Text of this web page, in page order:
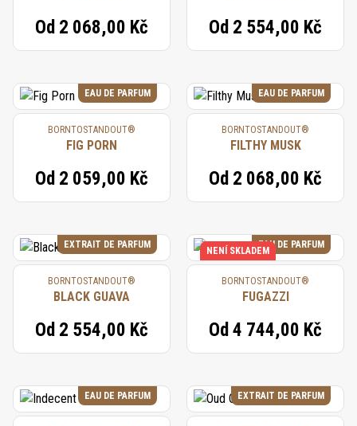
Od 2 068,00 Kč Od 2 554,00 Kč
EAU DE PARFUM
BORNTOSTANDOUT®
FIG PORN
Od 2 059,00 Kč
EAU DE PARFUM
BORNTOSTANDOUT®
FILTHY MUSK
Od 2 068,00 Kč
EXTRAIT DE PARFUM
BORNTOSTANDOUT®
BLACK GUAVA
Od 2 554,00 Kč
EAU DE PARFUM
NENÍ SKLADEM
BORNTOSTANDOUT®
FUGAZZI
Od 4 744,00 Kč
EAU DE PARFUM EXTRAIT DE PARFUM